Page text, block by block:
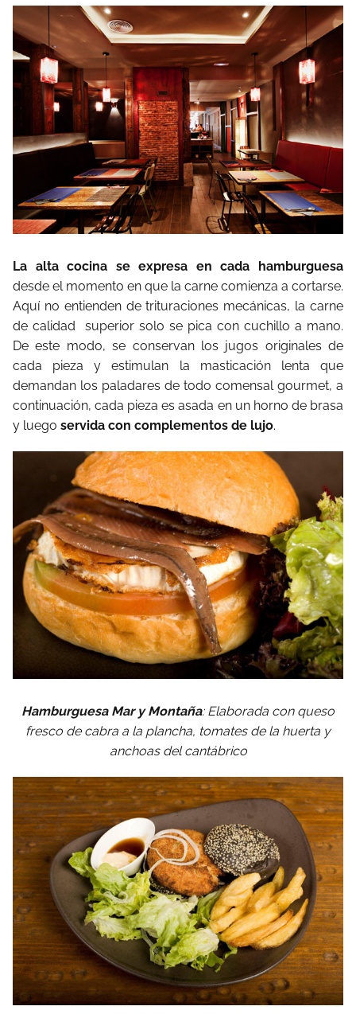
La alta cocina se expresa en cada hamburguesa
desde el momento en que la carne comienza a cortarse.
Aquí no entienden de trituraciones mecánicas, la carne
de calidad superior solo se pica con cuchillo a mano.
De este modo, se conservan los jugos originales de
cada pieza y estimulan la masticación lenta que
demandan los paladares de todo comensal gourmet, a
continuación, cada pieza es asada en un horno de brasa
y luego servida con complementos de lujo.
Hamburguesa Mar y Montaña: Elaborada con queso
fresco de cabra a la plancha, tomates de la huerta y
anchoas del cantábrico